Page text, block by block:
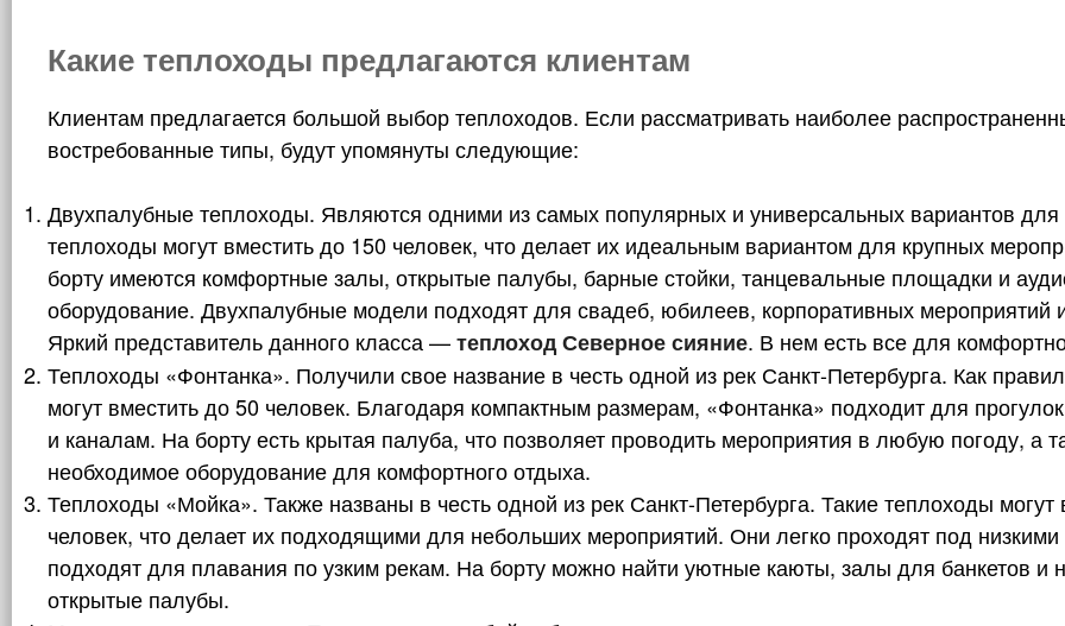
Какие теплоходы предлагаются клиентам
Клиентам предлагается большой выбор теплоходов. Если рассматривать наиболее
востребованные типы, будут упомянуты следующие:
Двухпалубные теплоходы. Являются одними из самых популярных и универсальных вариантов
теплоходы могут вместить до 150 человек, что делает их идеальным вариантом для крупных
борту имеются комфортные залы, открытые палубы, барные стойки, танцевальные площадки и
оборудование. Двухпалубные модели подходят для свадеб, юбилеев, корпоративных мероприятий
Яркий представитель данного класса —теплоход Северное сияние. В нем есть все для
Теплоходы «Фонтанка». Получили свое название в честь одной из рек Санкт-Петербурга. Как
могут вместить до 50 человек. Благодаря компактным размерам, «Фонтанка» подходит для
и каналам. На борту есть крытая палуба, что позволяет проводить мероприятия в любую погоду, а
необходимое оборудование для комфортного отдыха.
Теплоходы «Мойка». Также названы в честь одной из рек Санкт-Петербурга. Такие теплоходы могут
человек, что делает их подходящими для небольших мероприятий. Они легко проходят под
подходят для плавания по узким рекам. На борту можно найти уютные каюты, залы для банкетов и
открытые палубы.